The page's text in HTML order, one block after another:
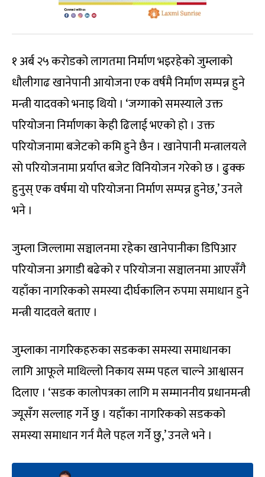
१ अर्ब २५ करोडको लागतमा निर्माण भइरहेको जुम्लाको
धौलीगाढ खानेपानी आयोजना एक वर्षमै निर्माण सम्पन्न हुने
मन्त्री यादवको भनाइ थियो । ‘जग्गाको समस्याले उक्त
परियोजना निर्माणका केही ढिलाई भएको हो । उक्त
परियोजनामा बजेटको कमि हुने छैन । खानेपानी मन्त्रालयले
सो परियोजनामा प्रर्याप्त बजेट विनियोजन गरेको छ । ढुक्क
हुनुस् एक वर्षमा यो परियोजना निर्माण सम्पन्न हुनेछ,’ उनले
भने ।
जुम्ला जिल्लामा सञ्चालनमा रहेका खानेपानीका डिपिआर
परियोजना अगाडी बढेको र परियोजना सञ्चालनमा आएसँगै
यहाँका नागरिकको समस्या दीर्घकालिन रुपमा समाधान हुने
मन्त्री यादवले बताए ।
जुम्लाका नागरिकहरुका सडकका समस्या समाधानका
लागि आफूले माथिल्लो निकाय सम्म पहल चाल्ने आश्वासन
दिलाए । ‘सडक कालोपत्रका लागि म सम्माननीय प्रधानमन्त्री
ज्यूसँग सल्लाह गर्ने छु । यहाँका नागरिकको सडकको
समस्या समाधान गर्न मैले पहल गर्ने छु,’ उनले भने ।